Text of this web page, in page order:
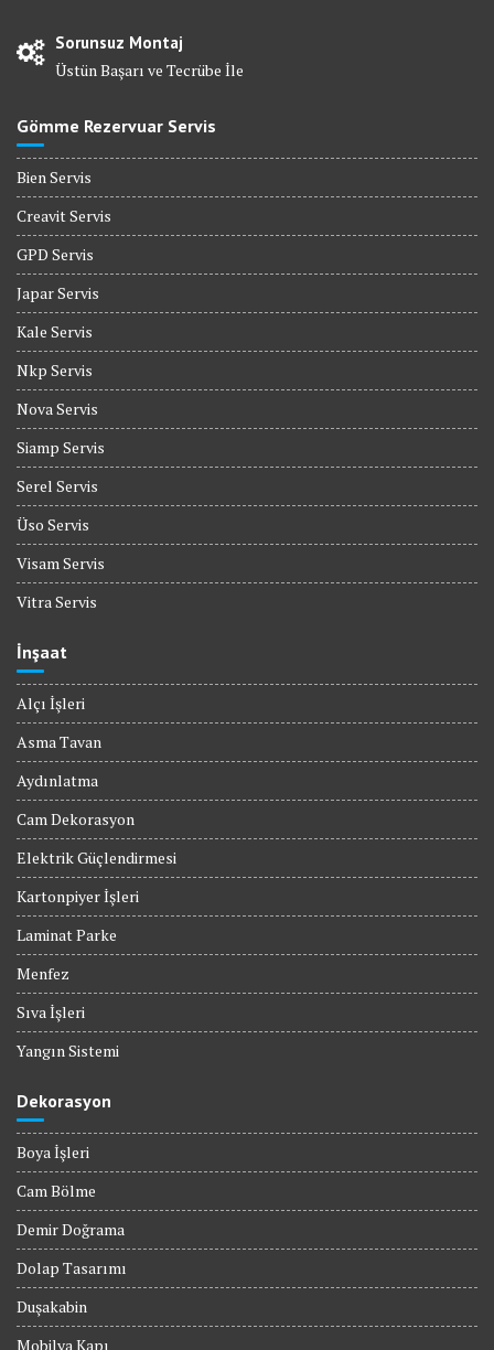
Sorunsuz Montaj
Üstün Başarı ve Tecrübe İle
Gömme Rezervuar Servis
Bien Servis
Creavit Servis
GPD Servis
Japar Servis
Kale Servis
Nkp Servis
Nova Servis
Siamp Servis
Serel Servis
Üso Servis
Visam Servis
Vitra Servis
İnşaat
Alçı İşleri
Asma Tavan
Aydınlatma
Cam Dekorasyon
Elektrik Güçlendirmesi
Kartonpiyer İşleri
Laminat Parke
Menfez
Sıva İşleri
Yangın Sistemi
Dekorasyon
Boya İşleri
Cam Bölme
Demir Doğrama
Dolap Tasarımı
Duşakabin
Mobilya Kapı